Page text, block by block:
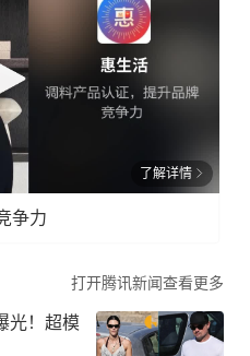
了解详情
争力
打开腾讯新闻查看更多
光！超模